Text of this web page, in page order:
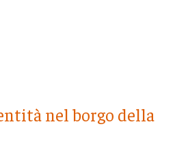
nel borgo della